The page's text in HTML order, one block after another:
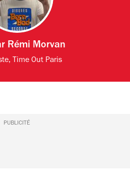
Rémi Morvan
Time Out Paris
PUBLICITÉ